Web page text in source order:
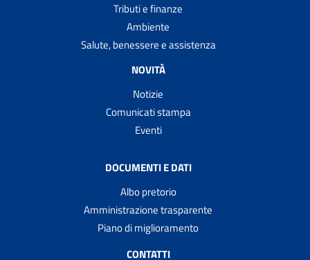
Tributi e finanze
Ambiente
Salute, benessere e assistenza
NOVITÀ
Notizie
Comunicati stampa
Eventi
DOCUMENTI E DATI
Albo pretorio
Amministrazione trasparente
Piano di miglioramento
CONTATTI